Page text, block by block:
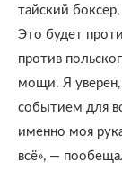
тайский
Это будет
против
мощи. Я
событием для
именно моя
всё», —